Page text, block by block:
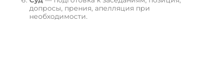
допросы, прения, апелляция при
необходимости.